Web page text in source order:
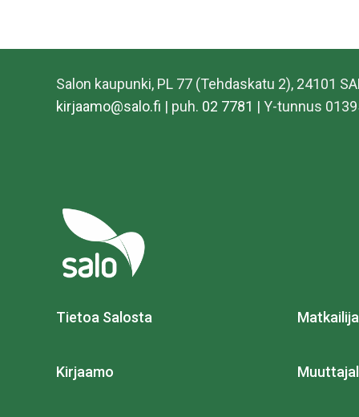
Salon kaupunki, PL 77 (Tehdaskatu 2), 24101
kirjaamo@salo.fi | puh. 02 7781 | Y-tunnus
Tietoa Salosta
Kirjaamo